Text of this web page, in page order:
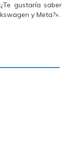
gustaría saber
y Meta?».